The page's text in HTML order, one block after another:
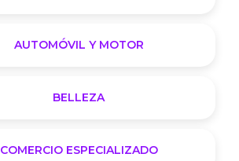
AUTOMÓVIL Y MOTOR
BELLEZA
COMERCIO ESPECIALIZADO